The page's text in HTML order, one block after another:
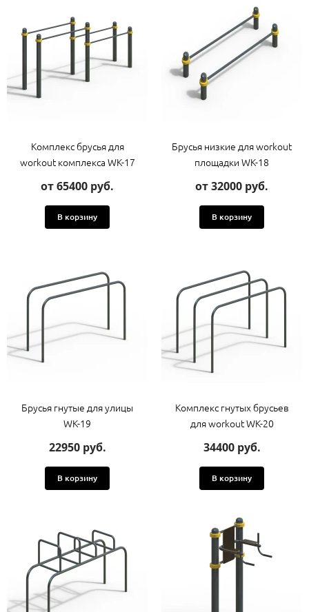
Комплекс брусья для
workout комплекса WK-17
от 65400 руб.
В корзину
Брусья низкие для workout
площадки WK-18
от 32000 руб.
В корзину
Брусья гнутые для улицы
WK-19
22950 руб.
В корзину
Комплекс гнутых брусьев
для workout WK-20
34400 руб.
В корзину